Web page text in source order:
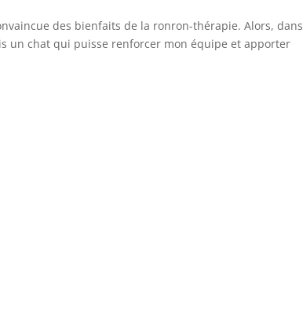
des bienfaits de la ronron-thérapie. Alors, dans
un chat qui puisse renforcer mon équipe et apporter